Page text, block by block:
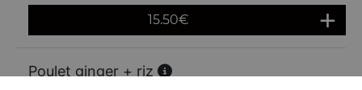
15.50€
Poulet ginger + riz